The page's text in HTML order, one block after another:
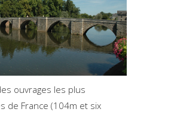
ouvrages les plus
de France (104m et six